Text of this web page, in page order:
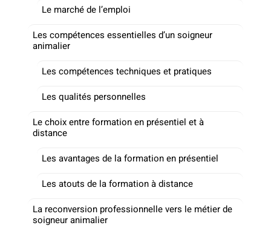
Le marché de l’emploi
Les compétences essentielles d’un soigneur
animalier
Les compétences techniques et pratiques
Les qualités personnelles
Le choix entre formation en présentiel et à
distance
Les avantages de la formation en présentiel
Les atouts de la formation à distance
La reconversion professionnelle vers le métier de
soigneur animalier